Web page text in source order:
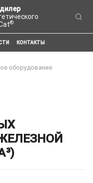
®
КОНТАКТЫ
оборудование